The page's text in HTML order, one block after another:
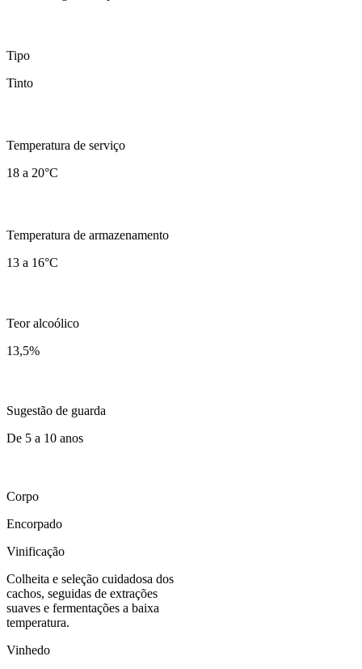
Tipo
Tinto
Temperatura de serviço
18 a 20°C
Temperatura de armazenamento
13 a 16°C
Teor alcoólico
13,5%
Sugestão de guarda
De 5 a 10 anos
Corpo
Encorpado
Vinificação
Colheita e seleção cuidadosa dos
cachos, seguidas de extrações
suaves e fermentações a baixa
temperatura.
Vinhedo